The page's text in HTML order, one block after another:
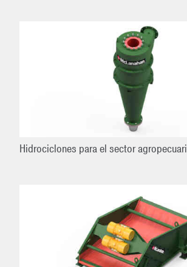
Hidrociclones para el sector